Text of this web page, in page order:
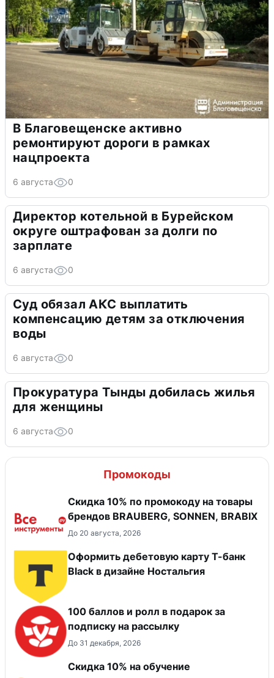
В Благовещенске активно
ремонтируют дороги в рамках
нацпроекта
6 августа 0
Директор котельной в Бурейском
округе оштрафован за долги по
зарплате
6 августа 0
Суд обязал АКС выплатить
компенсацию детям за отключения
воды
6 августа 0
Прокуратура Тынды добилась жилья
для женщины
6 августа 0
Промокоды
Скидка 10% по промокоду на товары
брендов BRAUBERG, SONNEN, BRABIX
До 20 августа, 2026
Оформить дебетовую карту Т-банк
Black в дизайне Ностальгия
100 баллов и ролл в подарок за
подписку на рассылку
До 31 декабря, 2026
Скидка 10% на обучение